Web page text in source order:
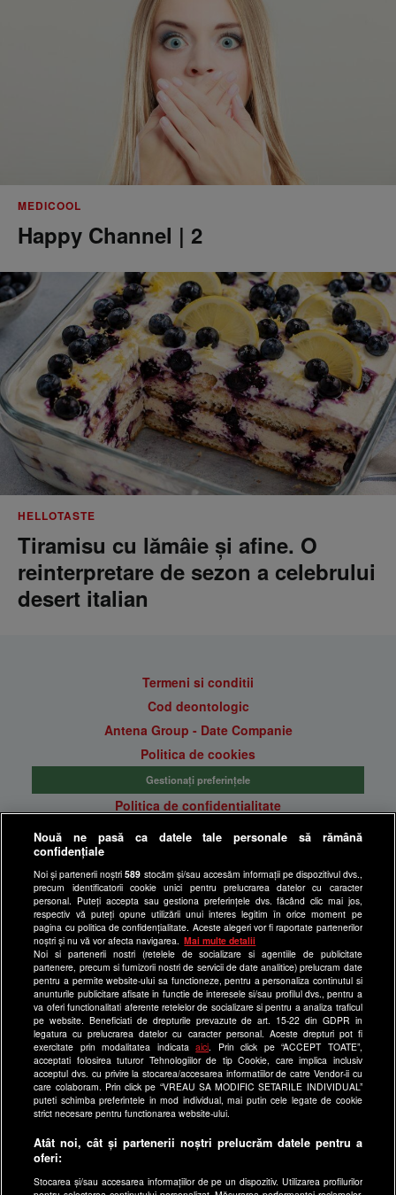
MEDICOOL
Happy Channel | 2
HELLOTASTE
Tiramisu cu lămâie și afine. O
reinterpretare de sezon a celebrului
desert italian
Termeni si conditii
Cod deontologic
Antena Group - Date Companie
Politica de cookies
Gestionați preferințele
Politica de confidentialitate
Anunturi gratuite pe Lajumate.ro
Program Happy Channel
Echipa editorială
Site-uri Antena Group
a1.ro
antenastars.ro
as.ro
catine.ro
chefi.ro
deparinti.ro
medicool.ro
spynews.ro
useit.ro
Nouă ne pasă ca datele tale personale să rămână
confidențiale
Noi și partenerii noștri589 stocăm și/sau accesăm informații pe dispozitivul dvs.,
precum identificatorii cookie unici pentru prelucrarea datelor cu caracter
personal. Puteți accepta sau gestiona preferințele dvs. făcând clic mai jos,
respectiv vă puteți opune utilizării unui interes legitim în orice moment pe
pagina cu politica de confidențialitate. Aceste alegeri vor fi raportate partenerilor
noștri și nu vă vor afecta navigarea.
Mai multe detalii
Noi si partenerii nostri (retelele de socializare si agentiile de publicitate
partenere, precum si furnizorii nostri de servicii de date analitice) prelucram date
pentru a permite website-ului sa functioneze, pentru a personaliza continutul si
anunturile publicitare afisate in functie de interesele si/sau profilul dvs., pentru a
va oferi functionalitati aferente retelelor de socializare si pentru a analiza traficul
pe website. Beneficiati de drepturile prevazute de art. 15-22 din GDPR in
legatura cu prelucrarea datelor cu caracter personal. Aceste drepturi pot fi
exercitate prin modalitatea indicataaici . Prin click pe “ACCEPT TOATE”,
acceptati folosirea tuturor Tehnologiilor de tip Cookie, care implica inclusiv
acceptul dvs. cu privire la stocarea/accesarea informatiilor de catre Vendor-ii cu
care colaboram. Prin click pe “VREAU SA MODIFIC SETARILE INDIVIDUAL”
puteti schimba preferintele in mod individual, mai putin cele legate de cookie
strict necesare pentru functionarea website-ului.
Atât noi, cât și partenerii noștri prelucrăm datele pentru a
oferi:
Stocarea și/sau accesarea informațiilor de pe un dispozitiv. Utilizarea profilurilor